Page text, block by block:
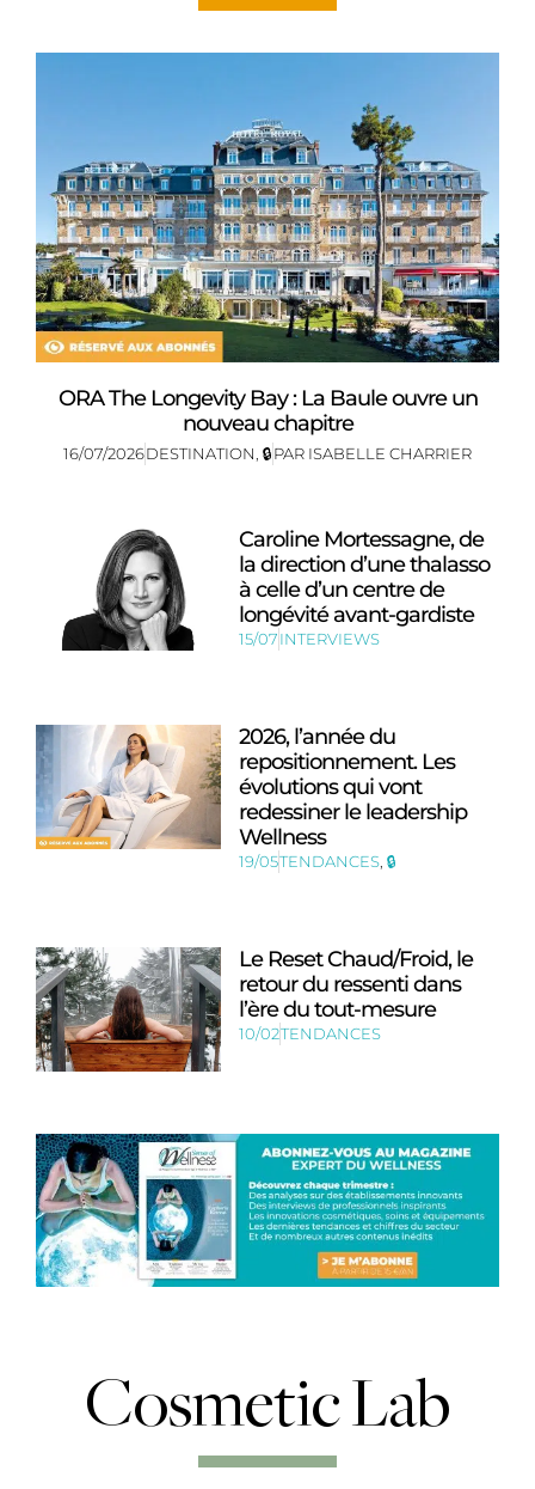
ORA The Longevity Bay : La Baule ouvre un
nouveau chapitre
16/07/2026DESTINATION 🔒PAR ISABELLE CHARRIER
Caroline Mortessagne, de
la direction d’une thalasso
à celle d’un centre de
longévité avant-gardiste
15/07INTERVIEWS
2026, l’année du
repositionnement. Les
évolutions qui vont
redessiner le leadership
Wellness
19/05TENDANCES,🔒
Le Reset Chaud/Froid, le
retour du ressenti dans
l’ère du tout-mesure
10/02TENDANCES
Cosmetic Lab